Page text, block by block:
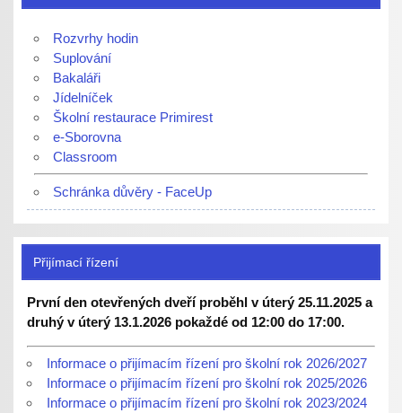
Rozvrhy hodin
Suplování
Bakaláři
Jídelníček
Školní restaurace Primirest
e-Sborovna
Classroom
Schránka důvěry - FaceUp
Přijímací řízení
První den otevřených dveří proběhl v úterý 25.11.2025 a
druhý v úterý 13.1.2026 pokaždé od 12:00 do 17:00.
Informace o přijímacím řízení pro školní rok 2026/2027
Informace o přijímacím řízení pro školní rok 2025/2026
Informace o přijímacím řízení pro školní rok 2023/2024